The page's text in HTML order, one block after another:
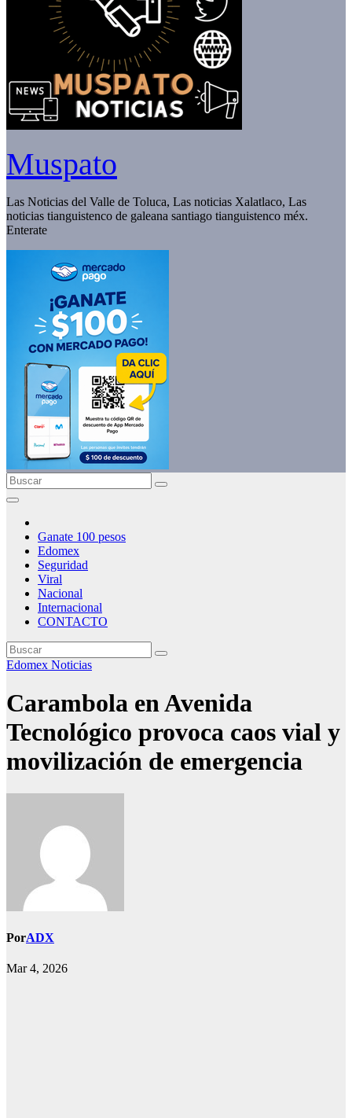
Muspato
Las Noticias del Valle de Toluca, Las noticias Xalatlaco, Las
noticias tianguistenco de galeana santiago tianguistenco méx.
Enterate
Ganate 100 pesos
Edomex
Seguridad
Viral
Nacional
Internacional
CONTACTO
Edomex Noticias
Carambola en Avenida
Tecnológico provoca caos vial y
movilización de emergencia
PorADX
Mar 4, 2026